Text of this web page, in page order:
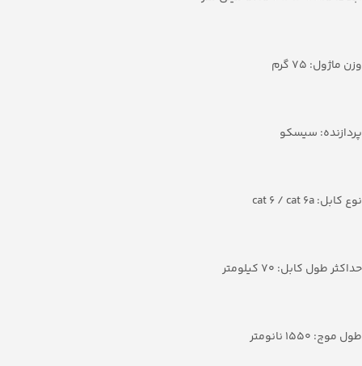
وزن ماژول: 75 گرم
پردازنده: سیسکو
نوع کابل: cat 6 / cat 6a
حداکثر طول کابل: 70 کیلومتر
طول موج: 1550 نانومتر